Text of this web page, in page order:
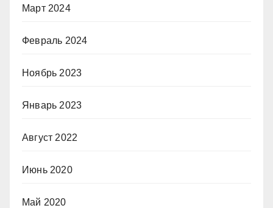
Март 2024
Февраль 2024
Ноябрь 2023
Январь 2023
Август 2022
Июнь 2020
Май 2020